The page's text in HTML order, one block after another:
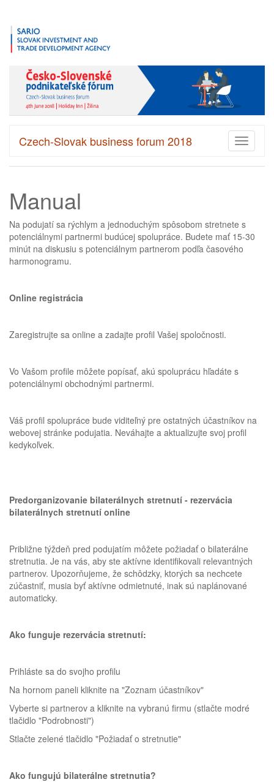
Toggle
Czech-Slovak business forum 2018
Manual
Na podujatí sa rýchlym a jednoduchým spôsobom stretnete s
potenciálnymi partnermi budúcej spolupráce. Budete mať 15-30
minút na diskusiu s potenciálnym partnerom podľa časového
harmonogramu.
Online registrácia
Zaregistrujte sa online a zadajte profil Vašej spoločnosti.
Vo Vašom profile môžete popísať, akú spoluprácu hľadáte s
potenciálnymi obchodnými partnermi.
Váš profil spolupráce bude viditeľný pre ostatných účastníkov na
webovej stránke podujatia. Neváhajte a aktualizujte svoj profil
kedykoľvek.
Predorganizovanie bilaterálnych stretnutí - rezervácia
bilaterálnych stretnutí online
Približne týždeň pred podujatím môžete požiadať o bilaterálne
stretnutia. Je na vás, aby ste aktívne identifikovali relevantných
partnerov. Upozorňujeme, že schôdzky, ktorých sa nechcete
zúčastniť, musia byť aktívne odmietnuté, inak sú naplánované
automaticky.
Ako funguje rezervácia stretnutí:
Prihláste sa do svojho profilu
Na hornom paneli kliknite na "Zoznam účastníkov"
Vyberte si partnerov a kliknite na vybranú firmu (stlačte modré
tlačidlo "Podrobnosti")
Stlačte zelené tlačidlo "Požiadať o stretnutie"
Ako fungujú bilaterálne stretnutia?